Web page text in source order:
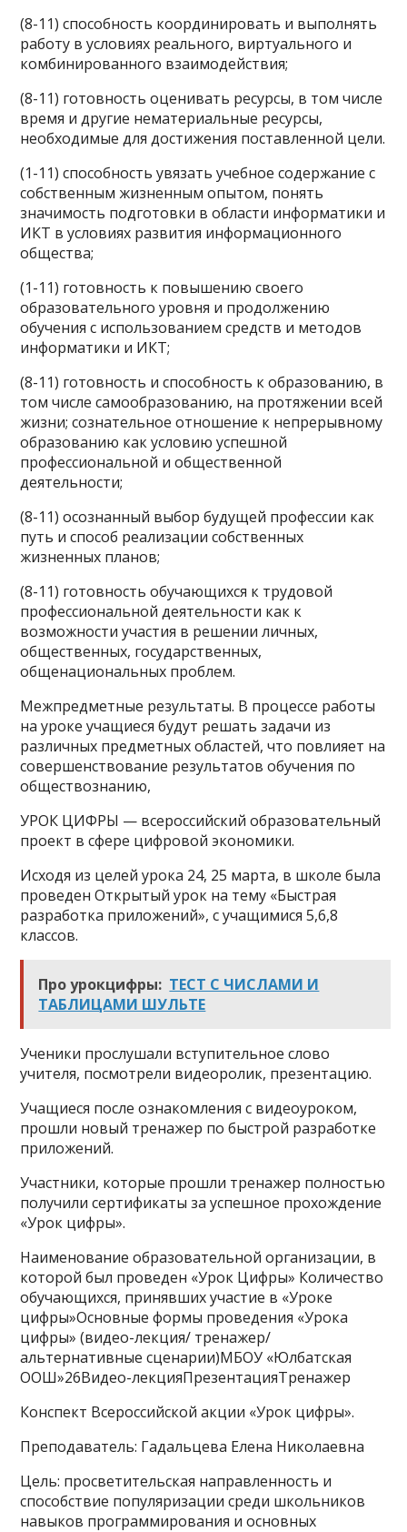
(8-11) способность координировать и выполнять
работу в условиях реального, виртуального и
комбинированного взаимодействия;
(8-11) готовность оценивать ресурсы, в том числе
время и другие нематериальные ресурсы,
необходимые для достижения поставленной цели.
(1-11) способность увязать учебное содержание с
собственным жизненным опытом, понять
значимость подготовки в области информатики и
ИКТ в условиях развития информационного
общества;
(1-11) готовность к повышению своего
образовательного уровня и продолжению
обучения с использованием средств и методов
информатики и ИКТ;
(8-11) готовность и способность к образованию, в
том числе самообразованию, на протяжении всей
жизни; сознательное отношение к непрерывному
образованию как условию успешной
профессиональной и общественной
деятельности;
(8-11) осознанный выбор будущей профессии как
путь и способ реализации собственных
жизненных планов;
(8-11) готовность обучающихся к трудовой
профессиональной деятельности как к
возможности участия в решении личных,
общественных, государственных,
общенациональных проблем.
Межпредметные результаты. В процессе работы
на уроке учащиеся будут решать задачи из
различных предметных областей, что повлияет на
совершенствование результатов обучения по
обществознанию,
УРОК ЦИФРЫ — всероссийский образовательный
проект в сфере цифровой экономики.
Исходя из целей урока 24, 25 марта, в школе была
проведен Открытый урок на тему «Быстрая
разработка приложений», с учащимися 5,6,8
классов.
Про урокцифры: ТЕСТ С ЧИСЛАМИ И
ТАБЛИЦАМИ ШУЛЬТЕ
Ученики прослушали вступительное слово
учителя, посмотрели видеоролик, презентацию.
Учащиеся после ознакомления с видеоуроком,
прошли новый тренажер по быстрой разработке
приложений.
Участники, которые прошли тренажер полностью
получили сертификаты за успешное прохождение
«Урок цифры».
Наименование образовательной организации, в
которой был проведен «Урок Цифры» Количество
обучающихся, принявших участие в «Уроке
цифры»Основные формы проведения «Урока
цифры» (видео-лекция/ тренажер/
альтернативные сценарии)МБОУ «Юлбатская
ООШ»26Видео-лекцияПрезентацияТренажер
Конспект Всероссийской акции «Урок цифры».
Преподаватель: Гадальцева Елена Николаевна
Цель: просветительская направленность и
способствие популяризации среди школьников
навыков программирования и основных